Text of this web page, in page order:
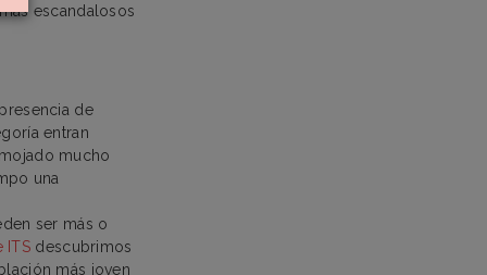
escandalosos
de
entran
mucho
una
ser más o
ITS descubrimos
más joven